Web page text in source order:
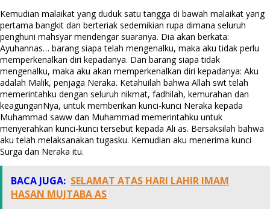
Kemudian malaikat yang duduk satu tangga di bawah malaikat yang
pertama bangkit dan berteriak sedemikian rupa dimana seluruh
penghuni mahsyar mendengar suaranya. Dia akan berkata:
Ayuhannas… barang siapa telah mengenalku, maka aku tidak perlu
memperkenalkan diri kepadanya. Dan barang siapa tidak
mengenalku, maka aku akan memperkenalkan diri kepadanya: Aku
adalah Malik, penjaga Neraka. Ketahuilah bahwa Allah swt telah
memerintahku dengan seluruh nikmat, fadhilah, kemurahan dan
keagunganNya, untuk memberikan kunci-kunci Neraka kepada
Muhammad saww dan Muhammad memerintahku untuk
menyerahkan kunci-kunci tersebut kepada Ali as. Bersaksilah bahwa
aku telah melaksanakan tugasku. Kemudian aku menerima kunci
Surga dan Neraka itu.
BACA JUGA: SELAMAT ATAS HARI LAHIR IMAM
HASAN MUJTABA AS